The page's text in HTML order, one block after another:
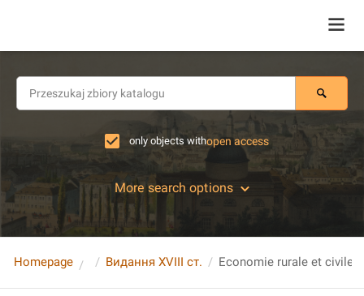
only objects withopen access
More search options
Homepage Видання XVIII ст.